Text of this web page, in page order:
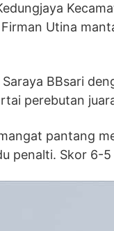
Utina
BBsari
perebutan
pantang
penalti. Skor 6-